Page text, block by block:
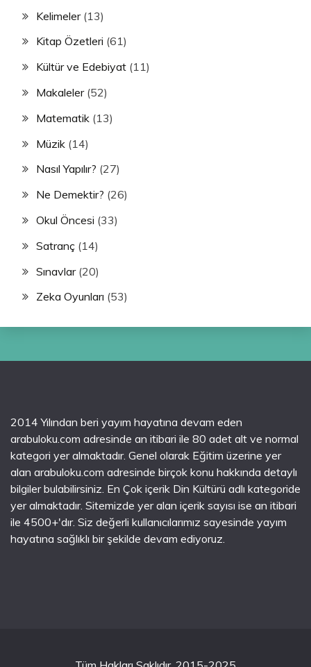
Kelimeler(13)
Kitap Özetleri (61)
Kültür ve Edebiyat (11)
Makaleler(52)
Matematik (13)
Müzik (14)
Nasıl Yapılır? (27)
Ne Demektir? (26)
Okul Öncesi (33)
Satranç (14)
Sınavlar(20)
Zeka Oyunları (53)
2014 Yılından beri yayım hayatına devam eden
arabuloku.com adresinde an itibari ile 80 adet alt ve normal
kategori yer almaktadır. Genel olarak Eğitim üzerine yer
alan arabuloku.com adresinde birçok konu hakkında detaylı
bilgiler bulabilirsiniz. En Çok içerik Din Kültürü adlı kategoride
yer almaktadır. Sitemizde yer alan içerik sayısı ise an itibari
ile 4500+'dır. Siz değerli kullanıcılarımız sayesinde yayım
hayatına sağlıklı bir şekilde devam ediyoruz.